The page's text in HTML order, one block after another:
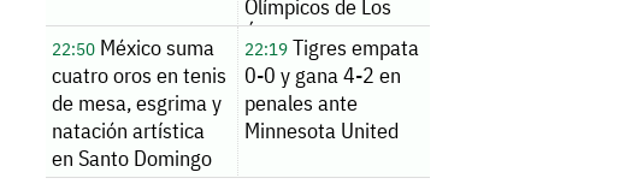
Olímpicos de Los
Ángeles 2028
22:50 México suma
cuatro oros en tenis
de mesa, esgrima y
natación artística
en Santo Domingo
22:19Tigres empata
0-0 y gana 4-2 en
penales ante
Minnesota United